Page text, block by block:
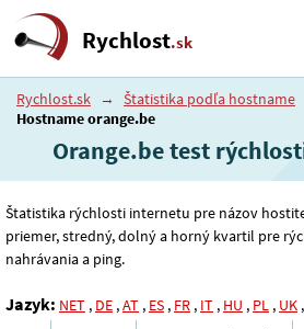
Rychlost.sk
Rychlost.sk → Štatistika podľa hostname
Hostname orange.be
Orange.be test
Štatistika rýchlosti internetu pre názov
priemer, stredný, dolný a horný kvartil pre
nahrávania a ping.
Jazyk: NET , DE ,AT , ES , FR , IT , HU , PL , UK ,